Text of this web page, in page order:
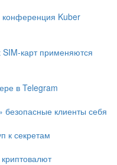
Kuber
карт применяются
в Telegram
безопасные клиенты себя
к секретам